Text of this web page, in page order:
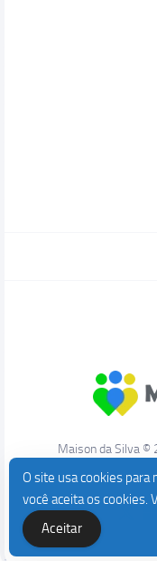
Maison da Silva ©
O site usa cookies para
você aceita os cookies.
Aceitar